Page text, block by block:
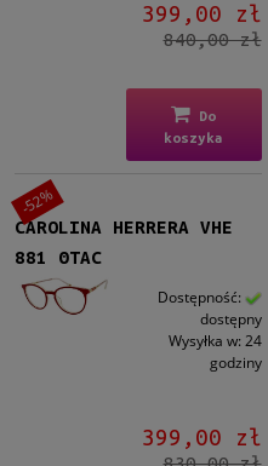
399,00 zł
840,00 zł
Do
koszyka
CAROLINA HERRERA VHE
881 0TAC
Dostępność:
dostępny
Wysyłka w: 24
godziny
399,00 zł
-52%